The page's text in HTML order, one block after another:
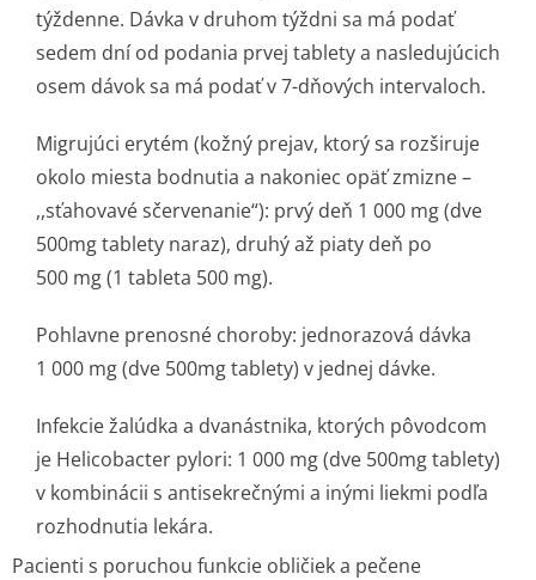
týždenne. Dávka v druhom týždni sa má podať
sedem dní od podania prvej tablety a nasledujúcich
osem dávok sa má podať v 7-dňových intervaloch.
Migrujúci erytém (kožný prejav, ktorý sa rozširuje
okolo miesta bodnutia a nakoniec opäť zmizne –
,,sťahovavé sčervenanie“): prvý deň 1 000 mg (dve
500mg tablety naraz), druhý až piaty deň po
500 mg (1 tableta 500 mg).
Pohlavne prenosné choroby: jednorazová dávka
1 000 mg (dve 500mg tablety) v jednej dávke.
Infekcie žalúdka a dvanástnika, ktorých pôvodcom
je Helicobacter pylori: 1 000 mg (dve 500mg tablety)
v kombinácii s antisekrečnými a inými liekmi podľa
rozhodnutia lekára.
Pacienti s poruchou funkcie obličiek a pečene